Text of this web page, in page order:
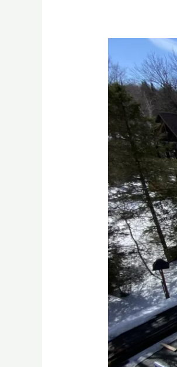
Installations
de
toiture
en
Athènes